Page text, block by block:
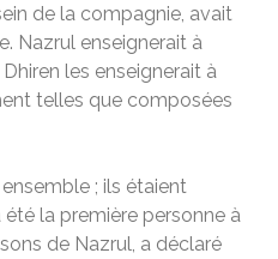
de la compagnie, avait
Nazrul enseignerait à
les enseignerait à
telles que composées
; ils étaient
la première personne à
de Nazrul, a déclaré